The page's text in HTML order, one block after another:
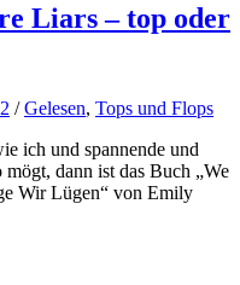
Liars – top oder
/ Gelesen, Tops und Flops
ie ich und spannende und
mögt, dann ist das Buch „We
Wir Lügen“ von Emily